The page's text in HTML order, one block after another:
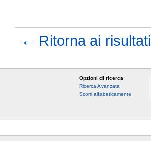
← Ritorna ai risultati
Opzioni di ricerca
Ricerca Avanzata
Scorri alfabeticamente